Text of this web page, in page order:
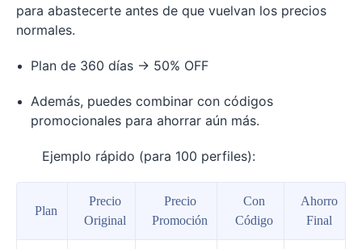
para abastecerte antes de que vuelvan los precios
normales.
Plan de 360 días → 50% OFF
Además, puedes combinar con códigos
promocionales para ahorrar aún más.
Ejemplo rápido (para 100 perfiles):
Plan
Precio
Original
Precio
Promoción
Con
Código
Ahorro
Final